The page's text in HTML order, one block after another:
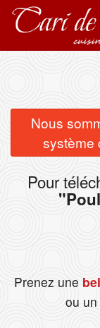
Commander en
Emplacement
Français
Nous
système
Pour
Prenez une
ou